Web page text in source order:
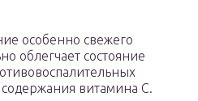
особенно свежего
облегчает состояние
витамина С.